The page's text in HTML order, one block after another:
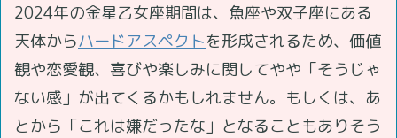
2024年の金星乙女座期間は、魚座や双子座にある
天体からハードアスペクトを形成されるため、価値
観や恋愛観、喜びや楽しみに関してやや「そうじゃ
ない感」が出てくるかもしれません。もしくは、あ
とから「これは嫌だったな」となることもありそう